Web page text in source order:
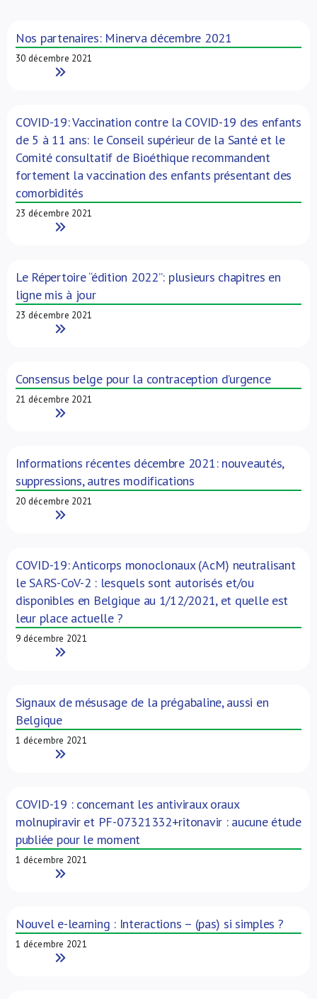
NL
Nos partenaires: Minerva décembre 2021
30 décembre 2021
Read More
COVID-19: Vaccination contre la COVID-19 des enfants
de 5 à 11 ans: le Conseil supérieur de la Santé et le
Comité consultatif de Bioéthique recommandent
fortement la vaccination des enfants présentant des
comorbidités
23 décembre 2021
Read More
Le Répertoire “édition 2022”: plusieurs chapitres en
ligne mis à jour
23 décembre 2021
Read More
Consensus belge pour la contraception d’urgence
21 décembre 2021
Read More
Informations récentes décembre 2021: nouveautés,
suppressions, autres modifications
20 décembre 2021
Read More
COVID-19: Anticorps monoclonaux (AcM) neutralisant
le SARS-CoV-2 : lesquels sont autorisés et/ou
disponibles en Belgique au 1/12/2021, et quelle est
leur place actuelle ?
9 décembre 2021
Read More
Signaux de mésusage de la prégabaline, aussi en
Belgique
1 décembre 2021
Read More
COVID-19 : concernant les antiviraux oraux
molnupiravir et PF-07321332+ritonavir : aucune étude
publiée pour le moment
1 décembre 2021
Read More
Nouvel e-learning : Interactions – (pas) si simples ?
1 décembre 2021
Read More